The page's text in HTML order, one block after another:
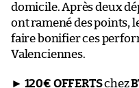
domicile. Après deux
ont ramené des points,
faire bonifier ces
Valenciennes.
► 120€ OFFERTSchez